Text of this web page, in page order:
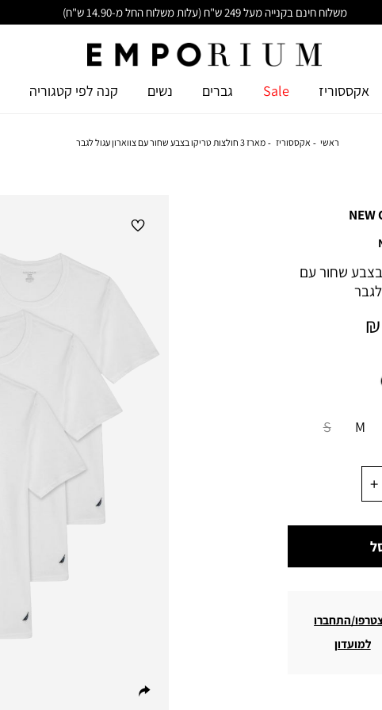
משלוח חינם בקנייה מעל 249 ש"ח (עלות משלוח החל מ-14.90 ש"ח)
אקססוריז Sale גברים נשים קנה לפי קטגוריה
ראשי אקססוריז מארז 3 חולצות טריקו בצבע שחור עם צווארון עגול לגבר
NEW
בצבע שחור עם
לגבר
S M
התחברו
למועדון